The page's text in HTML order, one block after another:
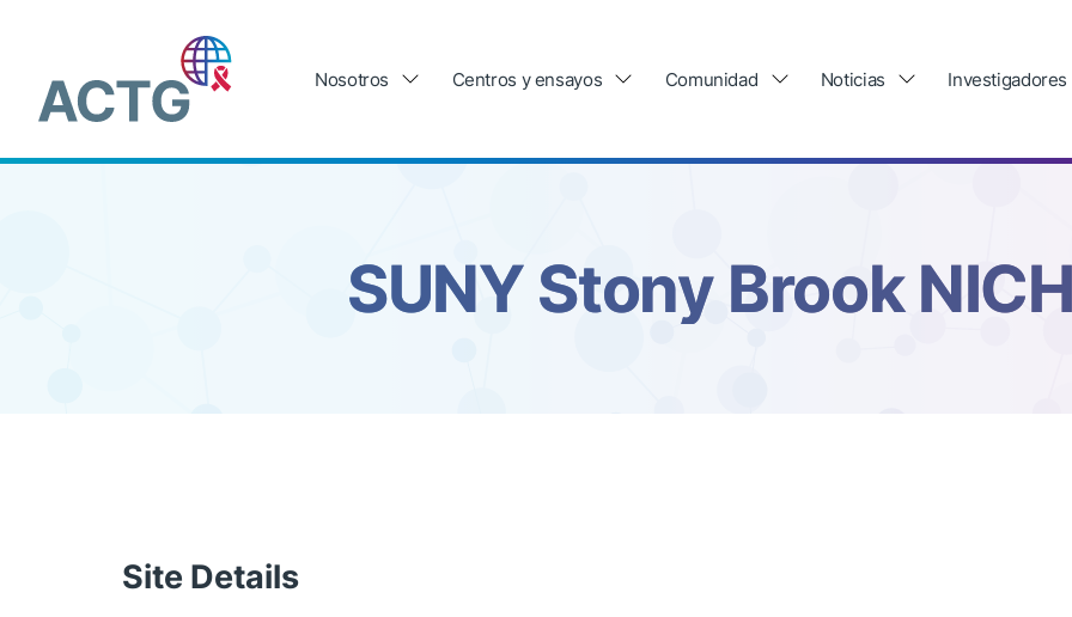
contenido
navigation
Nosotros Centros y ensayos Comunidad Noticias Investigadores
SUNY Stony Brook
Site Details